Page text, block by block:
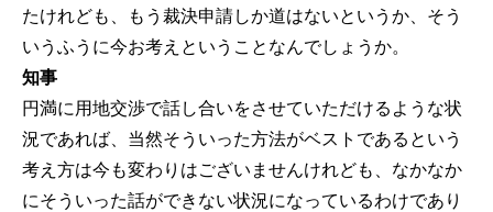
たけれども、もう裁決申請しか道はないというか、そう
いうふうに今お考えということなんでしょうか。
知事
円満に用地交渉で話し合いをさせていただけるような状
況であれば、当然そういった方法がベストであるという
考え方は今も変わりはございませんけれども、なかなか
にそういった話ができない状況になっているわけであり